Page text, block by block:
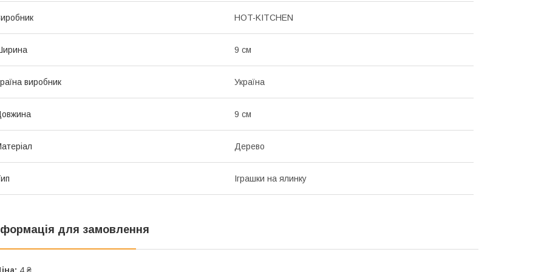
HOT-KITCHEN
9 см
виробник Україна
9 см
Дерево
Іграшки на ялинку
для замовлення
4 ₴